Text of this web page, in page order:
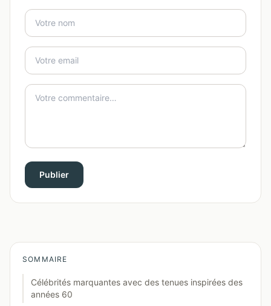
Publier
SOMMAIRE
Célébrités marquantes avec des tenues inspirées des
années 60